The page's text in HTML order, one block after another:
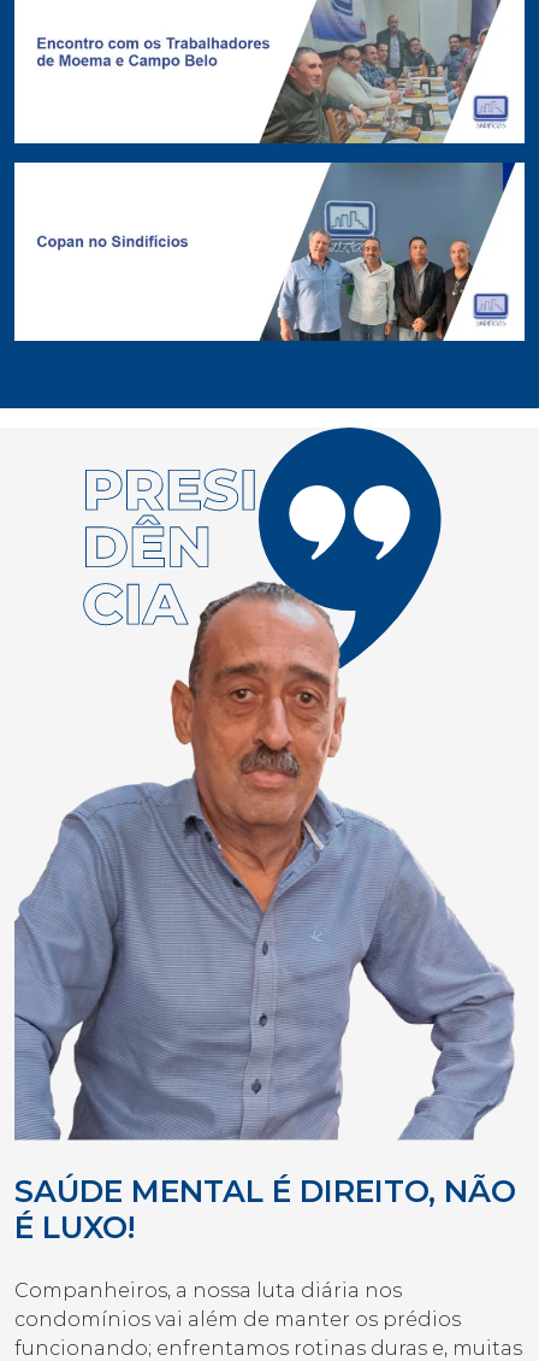
SAÚDE MENTAL É DIREITO, NÃO
É LUXO!
Companheiros, a nossa luta diária nos
condomínios vai além de manter os prédios
funcionando; enfrentamos rotinas duras e, muitas